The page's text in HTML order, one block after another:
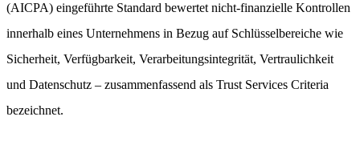
(AICPA) eingeführte Standard bewertet nicht-finanzielle Kontrollen
innerhalb eines Unternehmens in Bezug auf Schlüsselbereiche wie
Sicherheit, Verfügbarkeit, Verarbeitungsintegrität, Vertraulichkeit
und Datenschutz – zusammenfassend als Trust Services Criteria
bezeichnet.